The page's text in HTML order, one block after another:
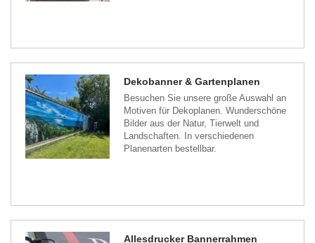
Dekobanner & Gartenplanen
Besuchen Sie unsere große Auswahl an
Motiven für Dekoplanen. Wunderschöne
Bilder aus der Natur, Tierwelt und
Landschaften. In verschiedenen
Planenarten bestellbar.
Allesdrucker Bannerrahmen